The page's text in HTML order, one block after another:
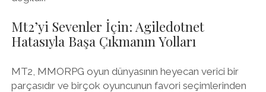
Mt2’yi Sevenler İçin: Agiledotnet
Hatasıyla Başa Çıkmanın Yolları
MT2, MMORPG oyun dünyasının heyecan verici bir
parçasıdır ve birçok oyuncunun favori seçimlerinden